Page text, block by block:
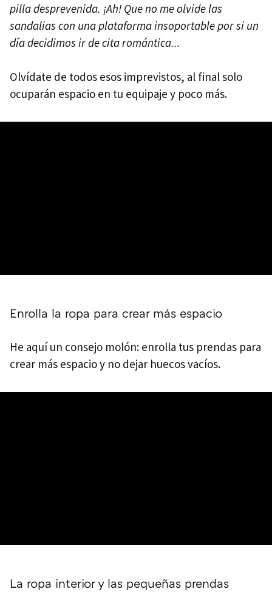
pilla desprevenida. ¡Ah! Que no me olvide las
sandalias con una plataforma insoportable por si un
día decidimos ir de cita romántica...
Olvídate de todos esos imprevistos, al final solo
ocuparán espacio en tu equipaje y poco más.
Enrolla la ropa para crear más espacio
He aquí un consejo molón: enrolla tus prendas para
crear más espacio y no dejar huecos vacíos.
La ropa interior y las pequeñas prendas